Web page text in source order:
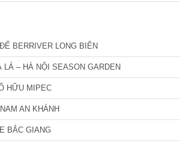
BERRIVER LONG BIÊN
LÁ – HÀ NỘI SEASON GARDEN
HỮU MIPEC
AN KHÁNH
BẮC GIANG